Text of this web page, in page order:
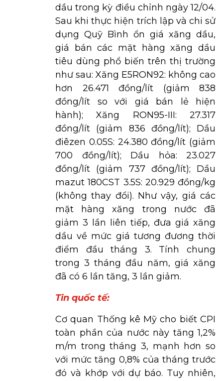
dầu trong kỳ điều chỉnh ngày 12/04.
Sau khi thực hiện trích lập và chi sử
dụng Quỹ Bình ổn giá xăng dầu,
giá bán các mặt hàng xăng dầu
tiêu dùng phổ biến trên thị trường
như sau: Xăng E5RON92: không cao
hơn 26.471 đồng/lít (giảm 838
đồng/lít so với giá bán lẻ hiện
hành); Xăng RON95-III: 27.317
đồng/lít (giảm 836 đồng/lít); Dầu
điêzen 0.05S: 24.380 đồng/lít (giảm
700 đồng/lít); Dầu hỏa: 23.027
đồng/lít (giảm 737 đồng/lít); Dầu
mazut 180CST 3.5S: 20.929 đồng/kg
(không thay đổi). Như vậy, giá các
mặt hàng xăng trong nước đã
giảm 3 lần liên tiếp, đưa giá xăng
dầu về mức giá tương đương thời
điểm đầu tháng 3. Tính chung
trong 3 tháng đầu năm, giá xăng
đã có 6 lần tăng, 3 lần giảm.
Tin quốc tế:
Cơ quan Thống kê Mỹ cho biết CPI
toàn phần của nước này tăng 1,2%
m/m trong tháng 3, mạnh hơn so
với mức tăng 0,8% của tháng trước
đó và khớp với dự báo. Tuy nhiên,